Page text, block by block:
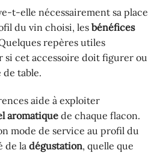
t-elle nécessairement sa place
du vin choisi, les bénéfices
repères utiles
cet accessoire doit figurer ou
table.
aide à exploiter
aromatique de chaque flacon.
mode de service au profil du
de ladégustation, quelle que